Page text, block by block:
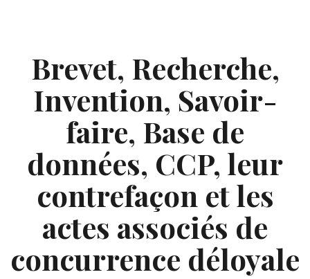
Brevet, Recherche,
Invention, Savoir-
faire, Base de
données, CCP, leur
contrefaçon et les
actes associés de
concurrence déloyale